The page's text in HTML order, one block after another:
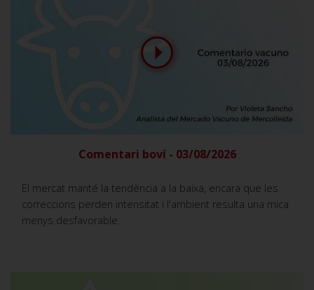
Comentari boví - 03/08/2026
El mercat manté la tendència a la baixa, encara que les
correccions perden intensitat i l'ambient resulta una mica
menys desfavorable.